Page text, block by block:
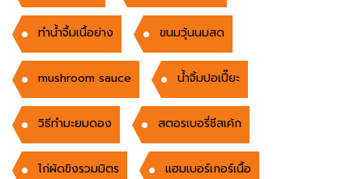
ทำน้ำจื้มเนื้อย่าง ขนมวุ้นนมสด
mushroom sauce น้ำจิ้มปอเปี๊ยะ
วิธีทำมะยมดอง สตอรเบอรี่ชีสเค้ก
ไก่ผัดขิงรวมมิตร แฮมเบอร์เกอร์เนื้อ